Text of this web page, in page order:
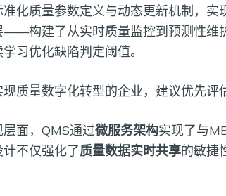
准化质量参数定义与动态更新机制，实
——构建了从实时质量监控到预测性维
习优化缺陷判定阈值。
质量数字化转型的企业，建议优先评
面，QMS通过微服务架构实现了与
不仅强化了质量数据实时共享的敏捷